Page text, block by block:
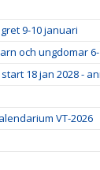
9-10 januari
och ungdomar
18 jan 2028 -
VT-2026